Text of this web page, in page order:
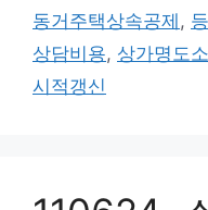
동거주택상속공제 ,
상담비용, 상가명도
시적갱신